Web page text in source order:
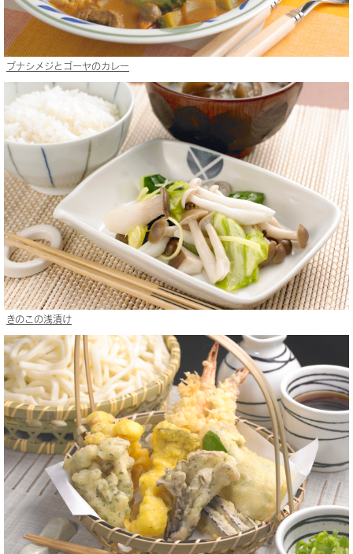
ブナシメジとゴーヤのカレー
きのこの浅漬け